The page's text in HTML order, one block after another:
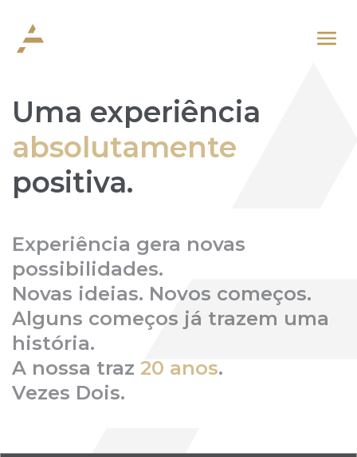
Uma experiência
absolutamente
positiva.
Experiência gera novas
possibilidades.
Novas ideias. Novos começos.
Alguns começos já trazem uma
história.
A nossa traz 20 anos.
Vezes Dois.